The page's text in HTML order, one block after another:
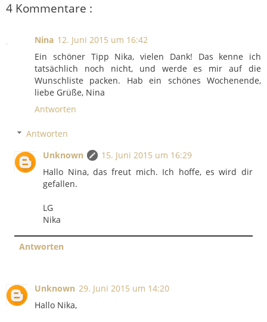
4 Kommentare :
Nina 12. Juni 2015 um 16:42
Ein schöner Tipp Nika, vielen Dank! Das kenne ich
tatsächlich noch nicht, und werde es mir auf die
Wunschliste packen. Hab ein schönes Wochenende,
liebe Grüße, Nina
Antworten
Antworten
Unknown
15. Juni 2015 um 16:29
Hallo Nina, das freut mich. Ich hoffe, es wird dir
gefallen.
LG
Nika
Antworten
Unknown 29. Juni 2015 um 14:20
Hallo Nika,